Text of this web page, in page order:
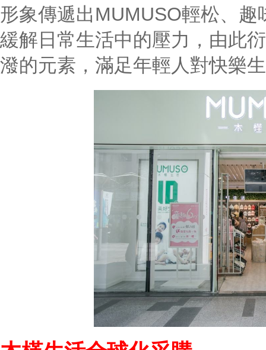
形象傳遞出MUMUSO輕松、
緩解日常生活中的壓力，由此
潑的元素，滿足年輕人對快樂